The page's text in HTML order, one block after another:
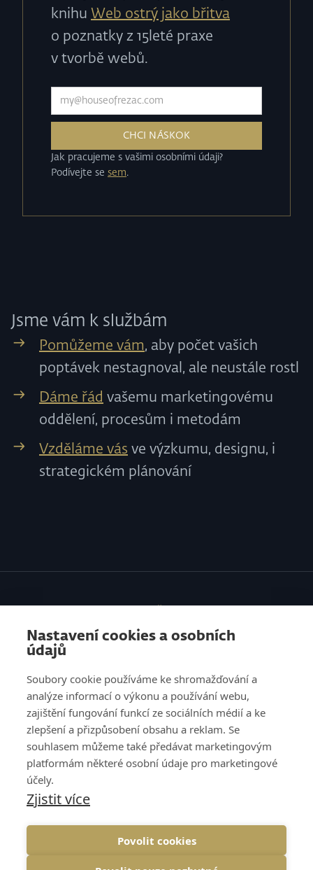
Nastavení cookies a osobních
údajů
Soubory cookie používáme ke shromažďování a
analýze informací o výkonu a používání webu,
zajištění fungování funkcí ze sociálních médií a ke
zlepšení a přizpůsobení obsahu a reklam. Se
souhlasem můžeme také předávat marketingovým
platformám některé osobní údaje pro marketingové
účely.
Zjistit více
Povolit cookies
knihu Web ostrý jako břitva
o poznatky z 15leté praxe
v tvorbě webů.
Jak pracujeme s vašimi osobními údaji?
Podívejte se sem.
Jsme vám k službám
Pomůžeme vám, aby počet vašich
poptávek nestagnoval, ale neustále rostl
Dáme řád vašemu marketingovému
oddělení, procesům i metodám
Vzděláme vás ve výzkumu, designu, i
strategickém plánování
VZDĚLÁVÁNÍ
O NÁS
REFERENCE
KARIÉRA